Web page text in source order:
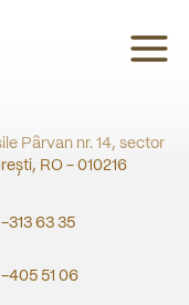
Pârvan nr. 14, sector
RO - 010216
313 63 35
405 51 06